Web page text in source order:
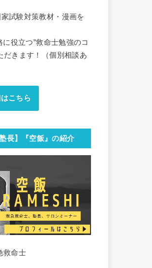
試験対策教材・漫画を
役立つ”救命士勉強のコ
だきます！（個別相談あ
こちら
長】『空飯』の紹介
救命士